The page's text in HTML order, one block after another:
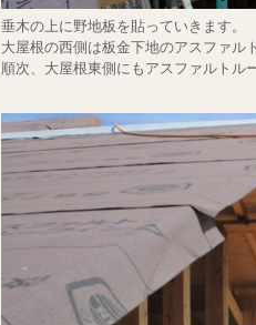
垂木の上に野地板を貼っていきます。
大屋根の西側は板金下地のアスファル
順次、大屋根東側にもアスファルトル